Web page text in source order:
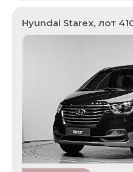
Hyundai Starex, лот